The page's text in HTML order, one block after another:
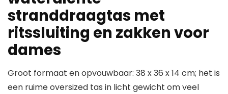
stranddraagtas met
ritssluiting en zakken voor
dames
Groot formaat en opvouwbaar: 38 x 36 x 14 cm; het is
een ruime oversized tas in licht gewicht om veel